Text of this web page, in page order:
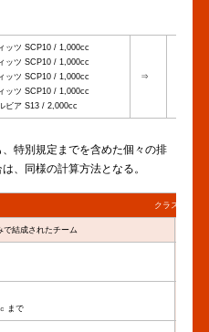
ッツ SCP10 / 1,000cc
ッツ SCP10 / 1,000cc
ッツ SCP10 / 1,000cc
ッツ SCP10 / 1,000cc
ビア S13 / 2,000cc
⇒
特別規定までを含めた個々の排
、同様の計算方法となる。
クラス分け
で結成されたチーム
まで